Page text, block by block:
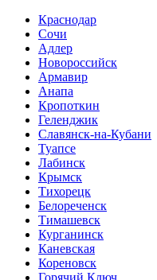
Краснодар
Сочи
Адлер
Новороссийск
Армавир
Анапа
Кропоткин
Геленджик
Славянск-на-Кубани
Туапсе
Лабинск
Крымск
Тихорецк
Белореченск
Тимашевск
Курганинск
Каневская
Кореновск
Горячий Ключ